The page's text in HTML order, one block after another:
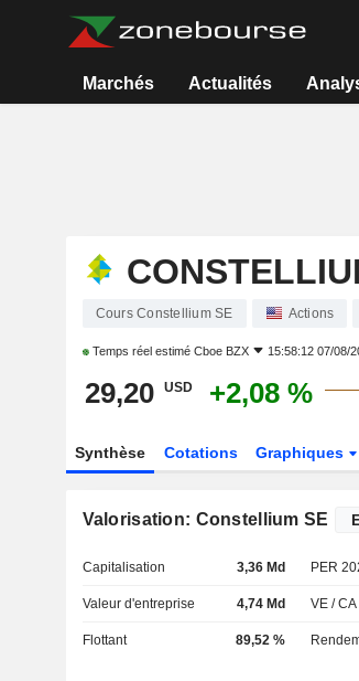
Marchés Actualités
Cours Constellium SE Actions
Temps réel estimé Cboe BZX 15:58:12 07/08/
29,20 USD +2,08 %
Synthèse Cotations Graphiques
Valorisation: Constellium SE
Capitalisation 3,36 Md PER
Valeur d'entreprise 4,74 Md VE /
Flottant 89,52 %